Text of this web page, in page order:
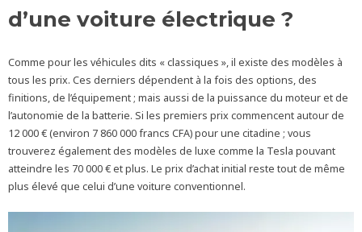
d’une voiture électrique ?
Comme pour les véhicules dits « classiques », il existe des modèles à
tous les prix. Ces derniers dépendent à la fois des options, des
finitions, de l’équipement ; mais aussi de la puissance du moteur et de
l’autonomie de la batterie. Si les premiers prix commencent autour de
12 000 € (environ 7 860 000 francs CFA) pour une citadine ; vous
trouverez également des modèles de luxe comme la Tesla pouvant
atteindre les 70 000 € et plus. Le prix d’achat initial reste tout de même
plus élevé que celui d’une voiture conventionnel.